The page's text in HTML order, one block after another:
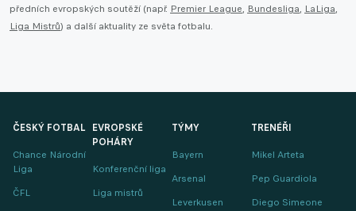
předních evropských soutěží (např. Premier League, Bundesliga, LaLiga,
Liga Mistrů) a další aktuality ze světa fotbalu.
ČESKÝ FOTBAL
Chance Národní
Liga
ČFL
EVROPSKÉ
POHÁRY
Konferenční liga
Liga mistrů
TÝMY
Bayern
Arsenal
Leverkusen
TRENÉŘI
Mikel Arteta
Pep Guardiola
Diego Simeone